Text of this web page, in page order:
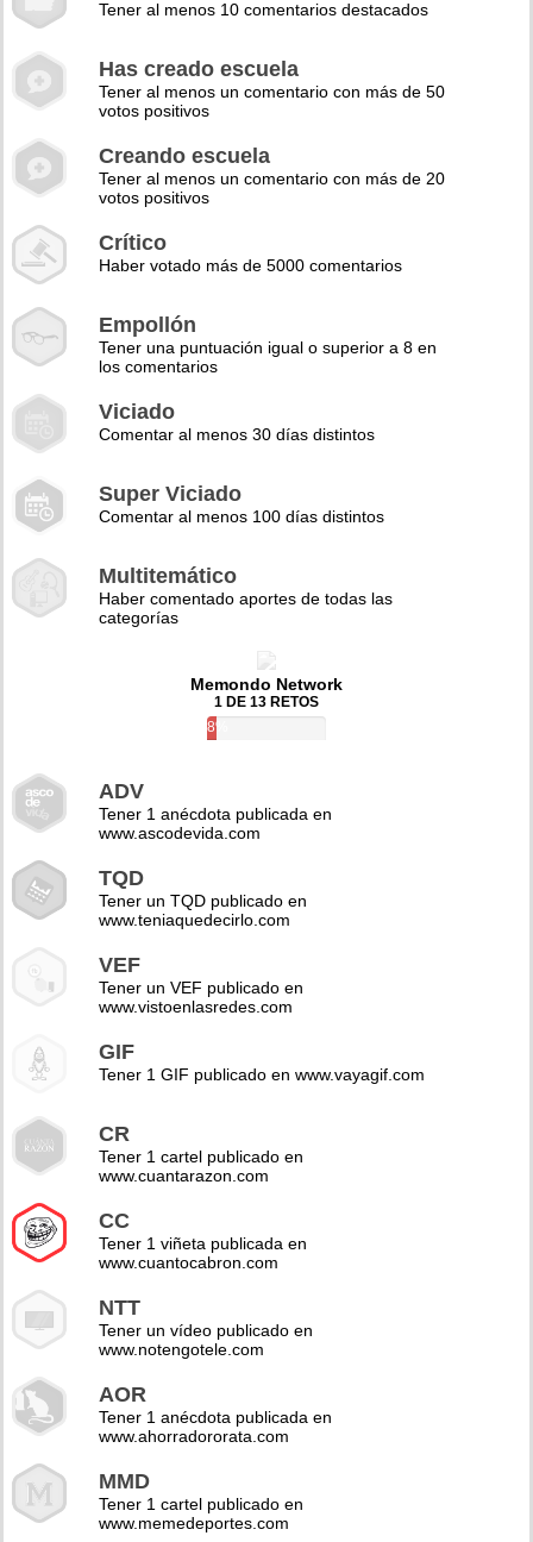
Tener al menos 10 comentarios destacados
Has creado escuela
Tener al menos un comentario con más de 50
votos positivos
Creando escuela
Tener al menos un comentario con más de 20
votos positivos
Crítico
Haber votado más de 5000 comentarios
Empollón
Tener una puntuación igual o superior a 8 en
los comentarios
Viciado
Comentar al menos 30 días distintos
Super Viciado
Comentar al menos 100 días distintos
Multitemático
Haber comentado aportes de todas las
categorías
Memondo Network
1 DE 13 RETOS
8%
ADV
Tener 1 anécdota publicada en
www.ascodevida.com
TQD
Tener un TQD publicado en
www.teniaquedecirlo.com
VEF
Tener un VEF publicado en
www.vistoenlasredes.com
GIF
Tener 1 GIF publicado en www.vayagif.com
CR
Tener 1 cartel publicado en
www.cuantarazon.com
CC
Tener 1 viñeta publicada en
www.cuantocabron.com
NTT
Tener un vídeo publicado en
www.notengotele.com
AOR
Tener 1 anécdota publicada en
www.ahorradororata.com
MMD
Tener 1 cartel publicado en
www.memedeportes.com